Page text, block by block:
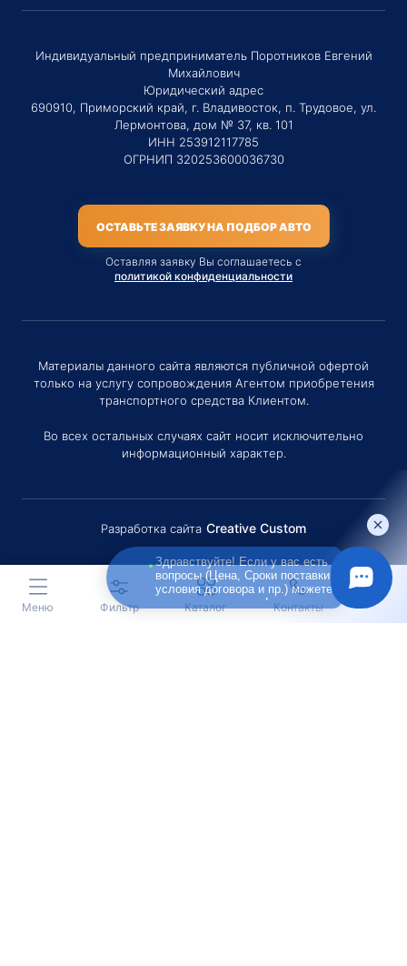
Индивидуальный предприниматель Поротников Евгений
Михайлович
Юридический адрес
690910, Приморский край, г. Владивосток, п. Трудовое, ул.
Лермонтова, дом № 37, кв. 101
ИНН 253912117785
ОГРНИП 320253600036730
ОСТАВЬТЕ ЗАЯВКУ НА ПОДБОР АВТО
Оставляя заявку Вы соглашаетесь с
политикой конфиденциальности
Материалы данного сайта являются публичной офертой
только на услугу сопровождения Агентом приобретения
транспортного средства Клиентом.
Во всех остальных случаях сайт носит исключительно
информационный характер.
Разработка сайта Creative Custom
Меню Фильтр Каталог Контакты
Здравствуйте! Если у вас есть
вопросы (Цена, Сроки поставки,
условия договора и пр.) можете
задать их мне в чат!